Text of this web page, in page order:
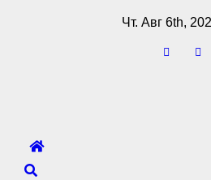
Чт. Авг 6th,